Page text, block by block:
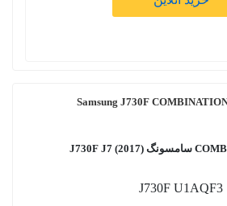
J730F U1AQF3